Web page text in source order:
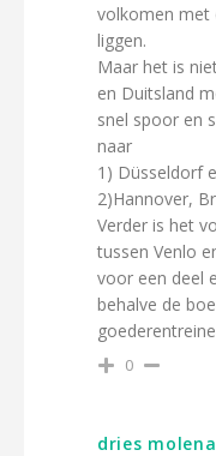
volkomen met
liggen.
Maar het is
en Duitsland
snel spoor en
naar
1) Düsseldorf
2)Hannover,
Verder is het
tussen Venlo
voor een deel
behalve de
0
dries